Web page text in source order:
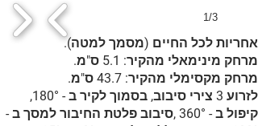
1/3
אחריות לכל החיים (מסמך למטה).
מרחק מינימאלי מהקיר: 5.1 ס"מ.
מרחק מקסימלי מהקיר: 43.7 ס"מ.
לזרוע 3 צירי סיבוב, בסמוך לקיר ב - 180°,
קיפול ב - 360° ,סיבוב פלטת החיבור למסך ב -